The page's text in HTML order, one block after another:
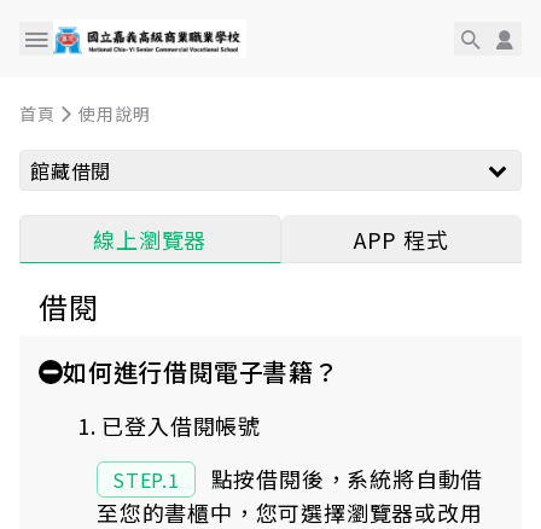
首頁 使用說明
館藏借閱
線上瀏覽器 APP 程式
借閱
如何進行借閱電子書籍？
1. 已登入借閱帳號
STEP.1
點按借閱後，系統將自動借
至您的書櫃中，您可選擇瀏覽器或改用